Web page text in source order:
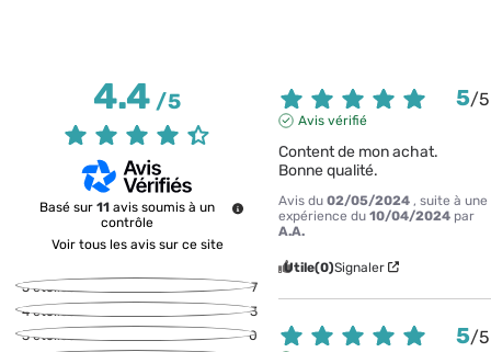
4.4/5
Basé sur 11 avis soumis à un
contrôle
Voir tous les avis sur ce site
5étoiles
7
4étoiles
3
3étoiles 0
5/5
Avis vérifié
Content de mon achat.
Bonne qualité.
Avis du02/05/2024 , suite à une
expérience du10/04/2024 par
A.A.
Utile(0)Signaler
5/5